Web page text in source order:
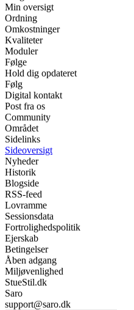
Min oversigt
Ordning
Omkostninger
Kvaliteter
Moduler
Følge
Hold dig opdateret
Følg
Digital kontakt
Post fra os
Community
Området
Sidelinks
Sideoversigt
Nyheder
Historik
Blogside
RSS-feed
Lovramme
Sessionsdata
Fortrolighedspolitik
Ejerskab
Betingelser
Åben adgang
Miljøvenlighed
StueStil.dk
Saro
support@saro.dk